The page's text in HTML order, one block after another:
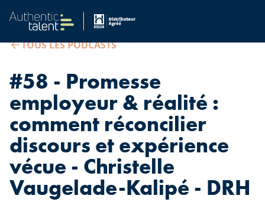
TOUS LES PODCASTS
#58 - Promesse
employeur & réalité :
comment réconcilier
discours et expérience
vécue - Christelle
Vaugelade-Kalipé - DRH